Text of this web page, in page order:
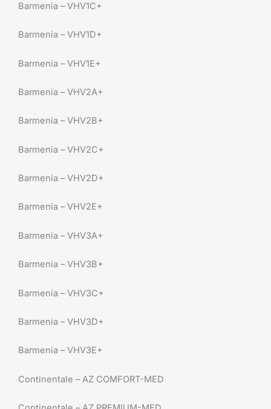
Barmenia – VHV1C+
Barmenia – VHV1D+
Barmenia – VHV1E+
Barmenia – VHV2A+
Barmenia – VHV2B+
Barmenia – VHV2C+
Barmenia – VHV2D+
Barmenia – VHV2E+
Barmenia – VHV3A+
Barmenia – VHV3B+
Barmenia – VHV3C+
Barmenia – VHV3D+
Barmenia – VHV3E+
Continentale – AZ COMFORT-MED